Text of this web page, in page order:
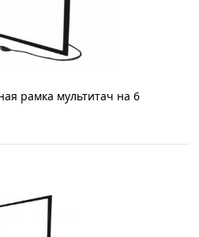
рамка мультитач на 6